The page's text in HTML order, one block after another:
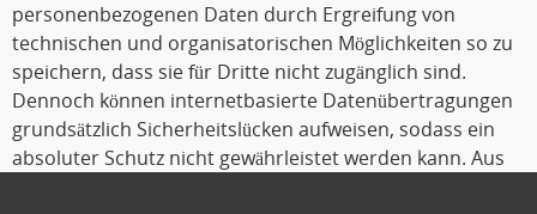
personenbezogenen Daten durch Ergreifung von
technischen und organisatorischen Möglichkeiten so zu
speichern, dass sie für Dritte nicht zugänglich sind.
Dennoch können internetbasierte Datenübertragungen
grundsätzlich Sicherheitslücken aufweisen, sodass ein
absoluter Schutz nicht gewährleistet werden kann. Aus